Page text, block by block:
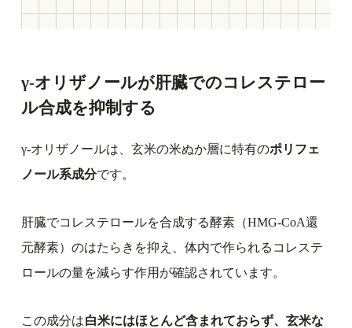
γ-オリザノールが肝臓でのコレステロー
ル合成を抑制する
γ-オリザノールは、玄米の米ぬか層に特有のポリフェ
ノール系成分です。
肝臓でコレステロールを合成する酵素（HMG-CoA還
元酵素）のはたらきを抑え、体内で作られるコレステ
ロールの量を減らす作用が確認されています。
この成分は白米にはほとんど含まれておらず、玄米な